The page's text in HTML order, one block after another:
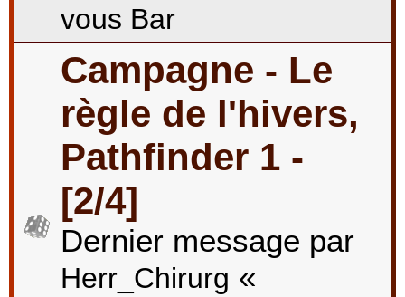
vous Bar
Campagne - Le
règle de l'hivers,
Pathfinder 1 -
[2/4]
Dernier message par
Herr_Chirurg «